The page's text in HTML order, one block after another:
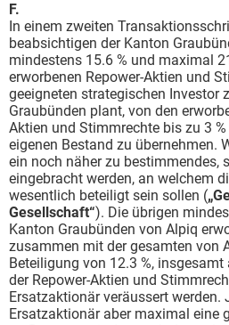
F.
In einem zweiten
beabsichtigen der Kanton
mindestens 15.6 % und maximal
erworbenen Repower-Aktien und
geeigneten strategischen Investor
Graubünden plant, von den
Aktien und Stimmrechte bis zu 3
eigenen Bestand zu übernehmen.
ein noch näher zu bestimmendes,
eingebracht werden, an welchem
wesentlich beteiligt sein sollen (
Gesellschaft“). Die übrigen
Kanton Graubünden von Alpiq
zusammen mit der gesamten von
Beteiligung von 12.3 %,
der Repower-Aktien und
Ersatzaktionär veräussert werden.
Ersatzaktionär aber maximal eine